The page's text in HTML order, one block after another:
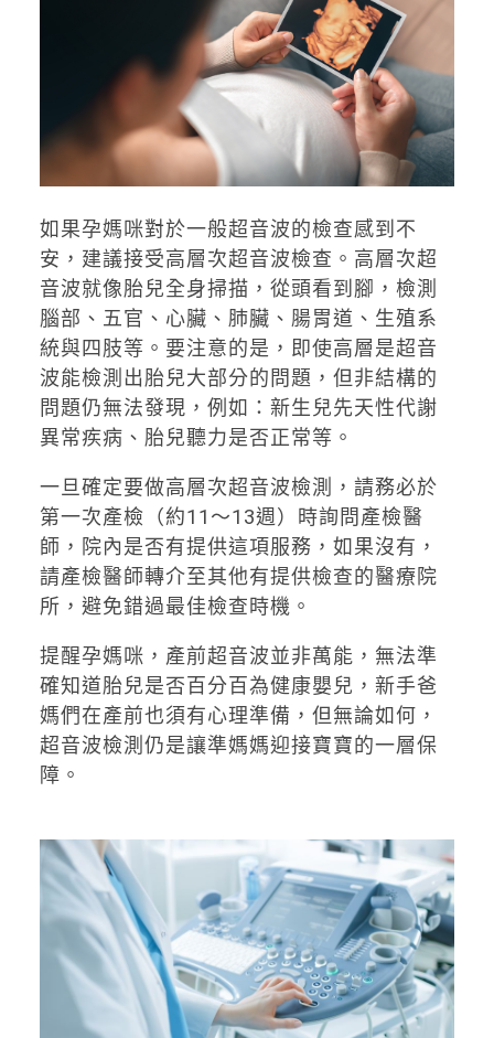
如果孕媽咪對於一般超音波的檢查感到不
安，建議接受高層次超音波檢查。高層次超
音波就像胎兒全身掃描，從頭看到腳，檢測
腦部、五官、心臟、肺臟、腸胃道、生殖系
統與四肢等。要注意的是，即使高層是超音
波能檢測出胎兒大部分的問題，但非結構的
問題仍無法發現，例如：新生兒先天性代謝
異常疾病、胎兒聽力是否正常等。
一旦確定要做高層次超音波檢測，請務必於
第一次產檢（約11～13週）時詢問產檢醫
師，院內是否有提供這項服務，如果沒有，
請產檢醫師轉介至其他有提供檢查的醫療院
所，避免錯過最佳檢查時機。
提醒孕媽咪，產前超音波並非萬能，無法準
確知道胎兒是否百分百為健康嬰兒，新手爸
媽們在產前也須有心理準備，但無論如何，
超音波檢測仍是讓準媽媽迎接寶寶的一層保
障。